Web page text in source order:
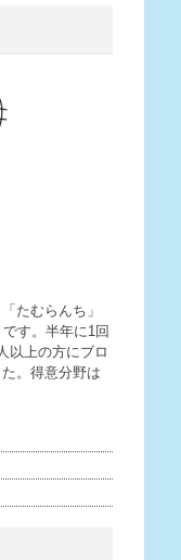
たむらんち」
す。半年に1回
以上の方にブロ
。得意分野は